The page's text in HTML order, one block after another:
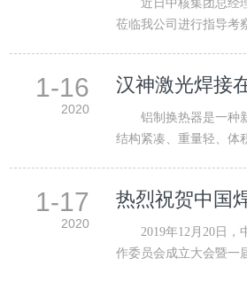
近日中核集团总经
莅临我公司进行指导考
1-16
2020
汉神激光焊接
业的优势
铝制换热器是一种
结构紧凑、重量轻、体
1-17
2020
热烈祝贺中国
育工作委员会
滨成功召开
2019年12月20日，
作委员会成立大会暨一